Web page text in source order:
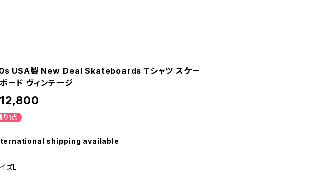
USA製 New Deal Skateboards Tシャツ スケー
ード ヴィンテージ
り1点
shipping available
ズL